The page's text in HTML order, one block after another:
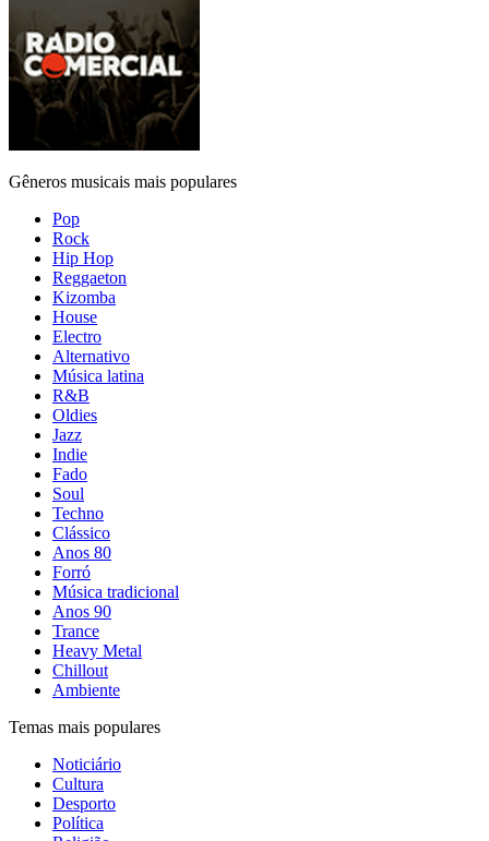
Gêneros musicais mais populares
Pop
Rock
Hip Hop
Reggaeton
Kizomba
House
Electro
Alternativo
Música latina
R&B
Oldies
Jazz
Indie
Fado
Soul
Techno
Clássico
Anos 80
Forró
Música tradicional
Anos 90
Trance
Heavy Metal
Chillout
Ambiente
Temas mais populares
Noticiário
Cultura
Desporto
Política